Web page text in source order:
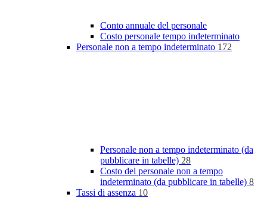
Conto annuale del personale
Costo personale tempo indeterminato
Personale non a tempo indeterminato 172
Personale non a tempo indeterminato (da
pubblicare in tabelle) 28
Costo del personale non a tempo
indeterminato (da pubblicare in tabelle) 8
Tassi di assenza 10